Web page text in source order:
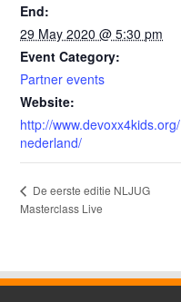
End:
29 May 2020 @ 5:30 pm
Event Category:
Partner events
Website:
http://www.devoxx4kids.org/
nederland/
De eerste editie NLJUG
Masterclass Live